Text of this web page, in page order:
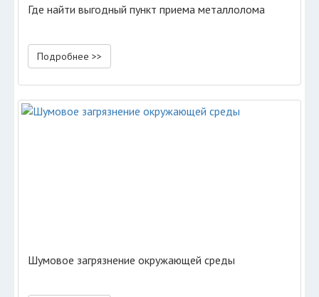
Где найти выгодный пункт приема металлолома
Подробнее >>
Шумовое загрязнение окружающей среды